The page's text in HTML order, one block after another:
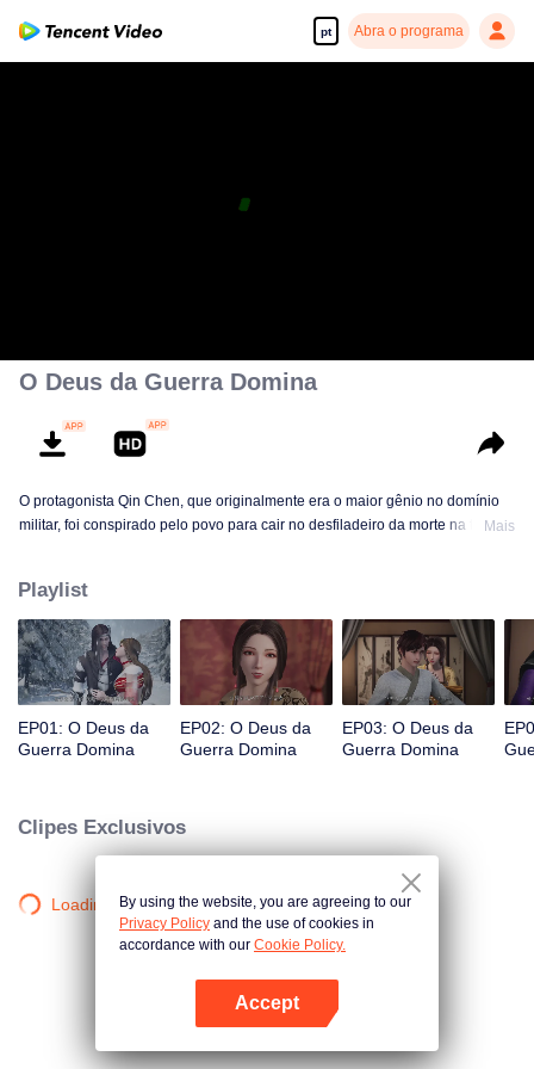
pt Abra o programa
Abra o programa
O Deus da Guerra Domina
O protagonista Qin Chen, que originalmente era o maior gênio no domínio
militar, foi conspirado pelo povo para cair no desfiladeiro da morte na terraMais
Playlist
EP01: O Deus da
Guerra Domina
EP02: O Deus da
Guerra Domina
EP03: O Deus da
Guerra Domina
Clipes Exclusivos
Loading…By using the website, you are agreeing to our
Privacy Policy and the use of cookies in
accordance with our Cookie Policy.
Accept